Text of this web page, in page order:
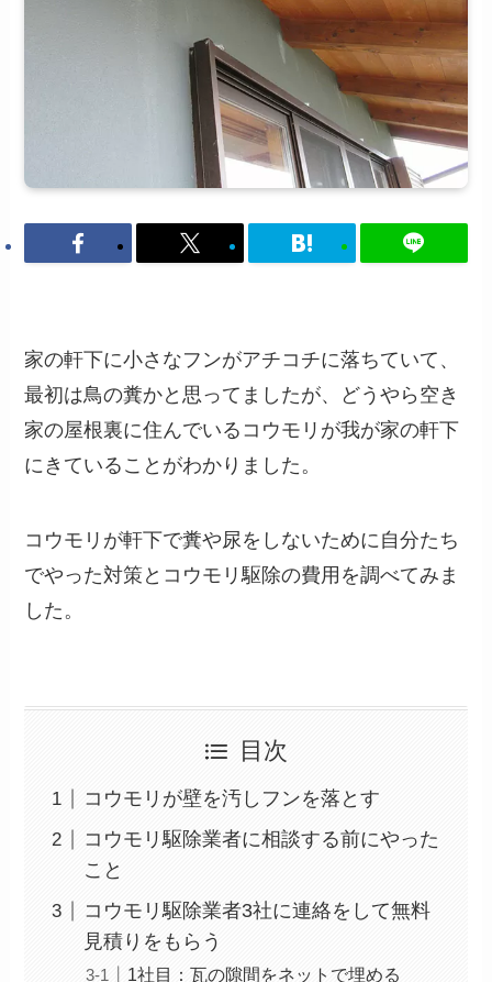
家の軒下に小さなフンがアチコチに落ちていて、
最初は鳥の糞かと思ってましたが、どうやら空き
家の屋根裏に住んでいるコウモリが我が家の軒下
にきていることがわかりました。
コウモリが軒下で糞や尿をしないために自分たち
でやった対策とコウモリ駆除の費用を調べてみま
した。
目次
コウモリが壁を汚しフンを落とす
コウモリ駆除業者に相談する前にやった
こと
コウモリ駆除業者3社に連絡をして無料
見積りをもらう
1社目：瓦の隙間をネットで埋める